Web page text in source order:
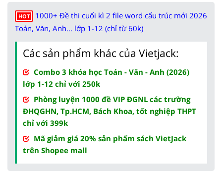
HOT
1000+ Đề thi cuối kì 2 file word cấu trúc mới 2026
Toán, Văn, Anh... lớp 1-12 (chỉ từ 60k)
Các sản phẩm khác của Vietjack:
Combo 3 khóa học Toán - Văn - Anh (2026)
lớp 1-12 chỉ với 250k
Phòng luyện 1000 đề VIP ĐGNL các trường
ĐHQGHN, Tp.HCM, Bách Khoa, tốt nghiệp THPT
chỉ với 399k
Mã giảm giá 20% sản phẩm sách VietJack
trên Shopee mall